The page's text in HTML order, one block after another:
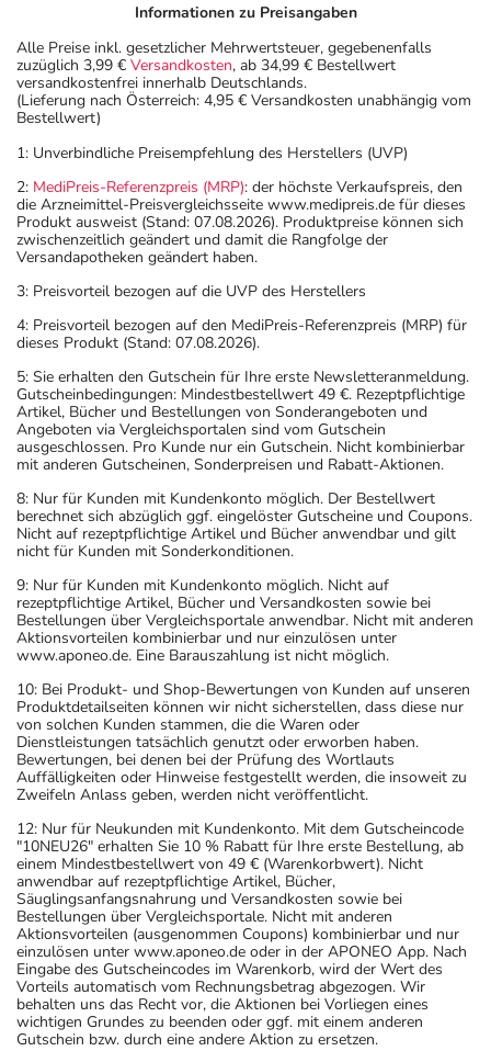
Informationen zu Preisangaben
Alle Preise inkl. gesetzlicher Mehrwertsteuer, gegebenenfalls
zuzüglich 3,99 € Versandkosten, ab 34,99 € Bestellwert
versandkostenfrei innerhalb Deutschlands.
(Lieferung nach Österreich: 4,95 € Versandkosten unabhängig vom
Bestellwert)
1: Unverbindliche Preisempfehlung des Herstellers (UVP)
2: MediPreis-Referenzpreis (MRP): der höchste Verkaufspreis, den
die Arzneimittel-Preisvergleichsseite www.medipreis.de für dieses
Produkt ausweist (Stand: 07.08.2026). Produktpreise können sich
zwischenzeitlich geändert und damit die Rangfolge der
Versandapotheken geändert haben.
3: Preisvorteil bezogen auf die UVP des Herstellers
4: Preisvorteil bezogen auf den MediPreis-Referenzpreis (MRP) für
dieses Produkt (Stand: 07.08.2026).
5: Sie erhalten den Gutschein für Ihre erste Newsletteranmeldung.
Gutscheinbedingungen: Mindestbestellwert 49 €. Rezeptpflichtige
Artikel, Bücher und Bestellungen von Sonderangeboten und
Angeboten via Vergleichsportalen sind vom Gutschein
ausgeschlossen. Pro Kunde nur ein Gutschein. Nicht kombinierbar
mit anderen Gutscheinen, Sonderpreisen und Rabatt-Aktionen.
8: Nur für Kunden mit Kundenkonto möglich. Der Bestellwert
berechnet sich abzüglich ggf. eingelöster Gutscheine und Coupons.
Nicht auf rezeptpflichtige Artikel und Bücher anwendbar und gilt
nicht für Kunden mit Sonderkonditionen.
9: Nur für Kunden mit Kundenkonto möglich. Nicht auf
rezeptpflichtige Artikel, Bücher und Versandkosten sowie bei
Bestellungen über Vergleichsportale anwendbar. Nicht mit anderen
Aktionsvorteilen kombinierbar und nur einzulösen unter
www.aponeo.de. Eine Barauszahlung ist nicht möglich.
10: Bei Produkt- und Shop-Bewertungen von Kunden auf unseren
Produktdetailseiten können wir nicht sicherstellen, dass diese nur
von solchen Kunden stammen, die die Waren oder
Dienstleistungen tatsächlich genutzt oder erworben haben.
Bewertungen, bei denen bei der Prüfung des Wortlauts
Auffälligkeiten oder Hinweise festgestellt werden, die insoweit zu
Zweifeln Anlass geben, werden nicht veröffentlicht.
12: Nur für Neukunden mit Kundenkonto. Mit dem Gutscheincode
"10NEU26" erhalten Sie 10 % Rabatt für Ihre erste Bestellung, ab
einem Mindestbestellwert von 49 € (Warenkorbwert). Nicht
anwendbar auf rezeptpflichtige Artikel, Bücher,
Säuglingsanfangsnahrung und Versandkosten sowie bei
Bestellungen über Vergleichsportale. Nicht mit anderen
Aktionsvorteilen (ausgenommen Coupons) kombinierbar und nur
einzulösen unter www.aponeo.de oder in der APONEO App. Nach
Eingabe des Gutscheincodes im Warenkorb, wird der Wert des
Vorteils automatisch vom Rechnungsbetrag abgezogen. Wir
behalten uns das Recht vor, die Aktionen bei Vorliegen eines
wichtigen Grundes zu beenden oder ggf. mit einem anderen
Gutschein bzw. durch eine andere Aktion zu ersetzen.